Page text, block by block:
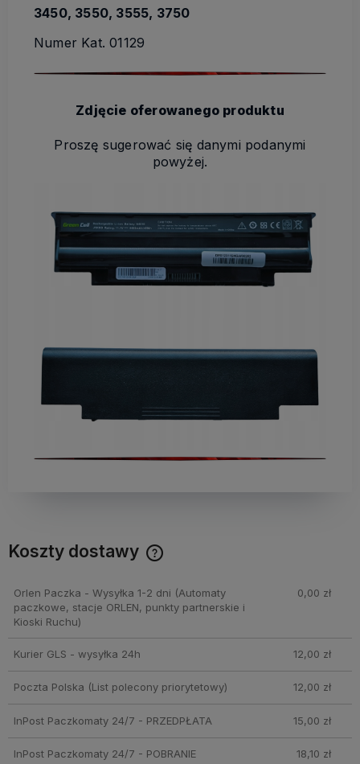
3450, 3550, 3555, 3750
Numer Kat. 01129
Zdjęcie oferowanego produktu
Proszę sugerować się danymi podanymi
powyżej.
Koszty dostawy
Orlen Paczka - Wysyłka 1-2 dni (Automaty
paczkowe, stacje ORLEN, punkty partnerskie i
Kioski Ruchu)
0,00 zł
Kurier GLS - wysyłka 24h 12,00 zł
Poczta Polska (List polecony priorytetowy) 12,00 zł
InPost Paczkomaty 24/7 - PRZEDPŁATA 15,00 zł
InPost Paczkomaty 24/7 - POBRANIE 18,10 zł